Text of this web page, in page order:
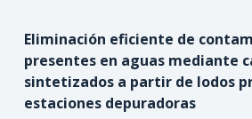
Eliminación eficiente de
presentes en aguas mediante
sintetizados a partir de lodos
estaciones depuradoras